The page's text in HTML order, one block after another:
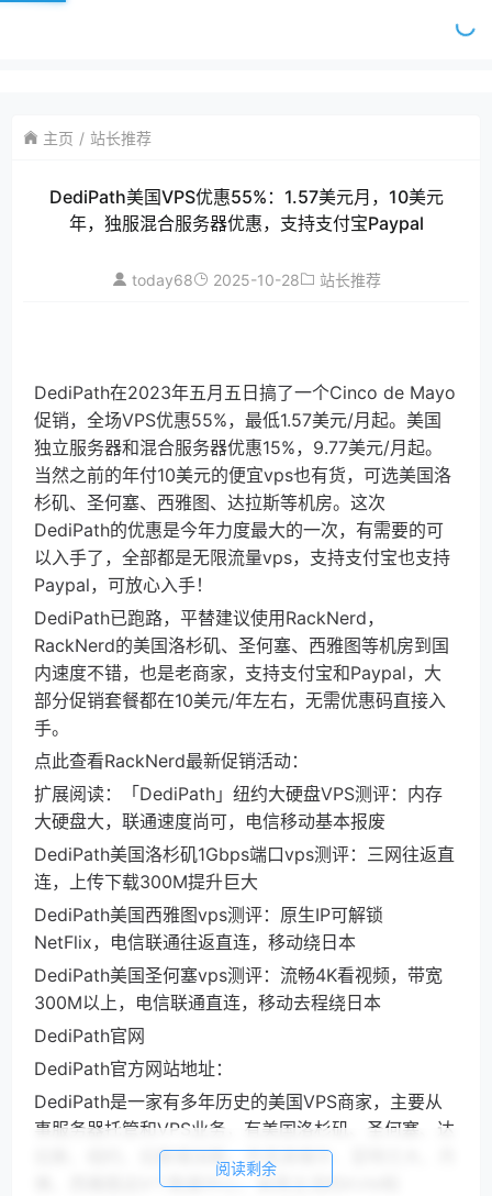
主页 站长推荐
DediPath美国VPS优惠55%：1.57美元月，10美元
年，独服混合服务器优惠，支持支付宝Paypal
today68 2025-10-28 站长推荐
DediPath在2023年五月五日搞了一个Cinco de Mayo
促销，全场VPS优惠55%，最低1.57美元/月起。美国
独立服务器和混合服务器优惠15%，9.77美元/月起。
当然之前的年付10美元的便宜vps也有货，可选美国洛
杉矶、圣何塞、西雅图、达拉斯等机房。这次
DediPath的优惠是今年力度最大的一次，有需要的可
以入手了，全部都是无限流量vps，支持支付宝也支持
Paypal，可放心入手！
DediPath已跑路，平替建议使用RackNerd，
RackNerd的美国洛杉矶、圣何塞、西雅图等机房到国
内速度不错，也是老商家，支持支付宝和Paypal，大
部分促销套餐都在10美元/年左右，无需优惠码直接入
手。
点此查看RackNerd最新促销活动：
扩展阅读：「DediPath」纽约大硬盘VPS测评：内存
大硬盘大，联通速度尚可，电信移动基本报废
DediPath美国洛杉矶1Gbps端口vps测评：三网往返直
连，上传下载300M提升巨大
DediPath美国西雅图vps测评：原生IP可解锁
NetFlix，电信联通往返直连，移动绕日本
DediPath美国圣何塞vps测评：流畅4K看视频，带宽
300M以上，电信联通直连，移动去程绕日本
DediPath官网
DediPath官方网站地址：
DediPath是一家有多年历史的美国VPS商家，主要从
事服务器托管和VPS业务，有美国洛杉矶、圣何塞、达
拉斯、纽约、拉斯维加斯、杰克逊维尔、亚特兰大、丹
佛、西雅图这9个数据中心，采用主流的KVM和
阅读剩余